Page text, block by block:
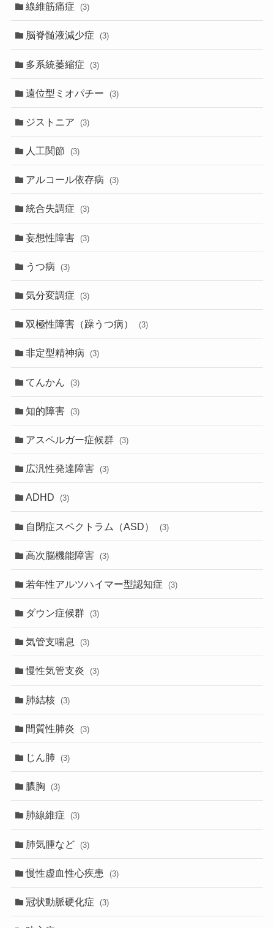
線維筋痛症 (3)
脳脊髄液減少症 (3)
多系統萎縮症 (3)
遠位型ミオパチー (3)
ジストニア (3)
人工関節 (3)
アルコール依存病 (3)
統合失調症 (3)
妄想性障害 (3)
うつ病 (3)
気分変調症 (3)
双極性障害（躁うつ病） (3)
非定型精神病 (3)
てんかん (3)
知的障害 (3)
アスペルガー症候群 (3)
広汎性発達障害 (3)
ADHD (3)
自閉症スペクトラム（ASD） (3)
高次脳機能障害 (3)
若年性アルツハイマー型認知症 (3)
ダウン症候群 (3)
気管支喘息 (3)
慢性気管支炎 (3)
肺結核 (3)
間質性肺炎 (3)
じん肺 (3)
膿胸 (3)
肺線維症 (3)
肺気腫など (3)
慢性虚血性心疾患 (3)
冠状動脈硬化症 (3)